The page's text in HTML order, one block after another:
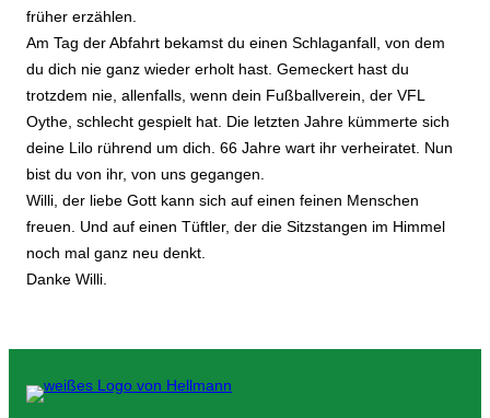
früher erzählen.
Am Tag der Abfahrt bekamst du einen Schlaganfall, von dem
du dich nie ganz wieder erholt hast. Gemeckert hast du
trotzdem nie, allenfalls, wenn dein Fußballverein, der VFL
Oythe, schlecht gespielt hat. Die letzten Jahre kümmerte sich
deine Lilo rührend um dich. 66 Jahre wart ihr verheiratet. Nun
bist du von ihr, von uns gegangen.
Willi, der liebe Gott kann sich auf einen feinen Menschen
freuen. Und auf einen Tüftler, der die Sitzstangen im Himmel
noch mal ganz neu denkt.
Danke Willi.